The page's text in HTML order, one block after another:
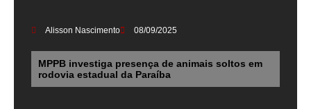
Alisson Nascimento 08/09/2025
MPPB investiga presença de animais soltos em
rodovia estadual da Paraíba